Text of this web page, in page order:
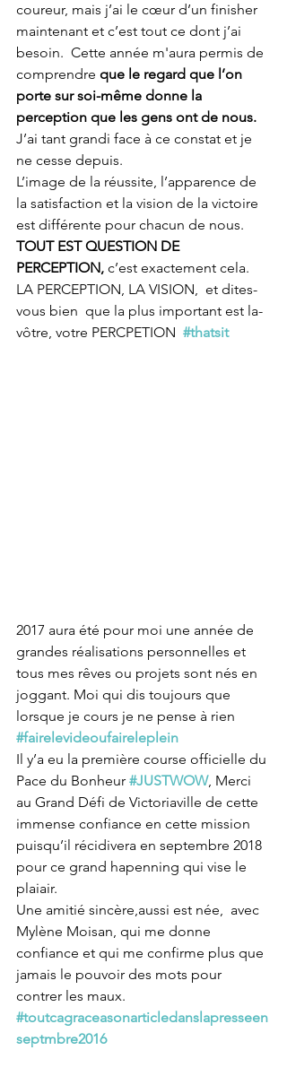
coureur, mais j’ai le cœur d’un finisher
maintenant et c’est tout ce dont j’ai
besoin.  Cette année m'aura permis de
comprendre que le regard que l’on
porte sur soi-même donne la
perception que les gens ont de nous.
J’ai tant grandi face à ce constat et je
ne cesse depuis.
L’image de la réussite, l’apparence de
la satisfaction et la vision de la victoire
est différente pour chacun de nous.
TOUT EST QUESTION DE
PERCEPTION, c’est exactement cela.
LA PERCEPTION, LA VISION,  et dites-
vous bien  que la plus important est la-
vôtre, votre PERCPETION #thatsit
2017 aura été pour moi une année de
grandes réalisations personnelles et
tous mes rêves ou projets sont nés en
joggant. Moi qui dis toujours que
lorsque je cours je ne pense à rien
#fairelevideoufaireleplein
Il y’a eu la première course officielle du
Pace du Bonheur #JUSTWOW, Merci
au Grand Défi de Victoriaville de cette
immense confiance en cette mission
puisqu’il récidivera en septembre 2018
pour ce grand hapenning qui vise le
plaiair.
Une amitié sincère,aussi est née,  avec
Mylène Moisan, qui me donne
confiance et qui me confirme plus que
jamais le pouvoir des mots pour
contrer les maux.
#toutcagraceasonarticledanslapresseen
septmbre2016